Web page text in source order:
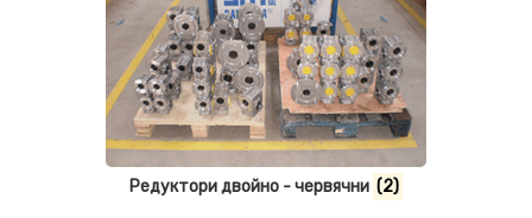
Редуктори двойно - червячни (2)